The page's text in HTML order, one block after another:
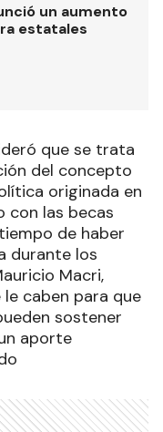
un aumento
estatales
que se trata
del concepto
originada en
con las becas
de haber
durante los
Macri,
caben para que
sostener
aporte